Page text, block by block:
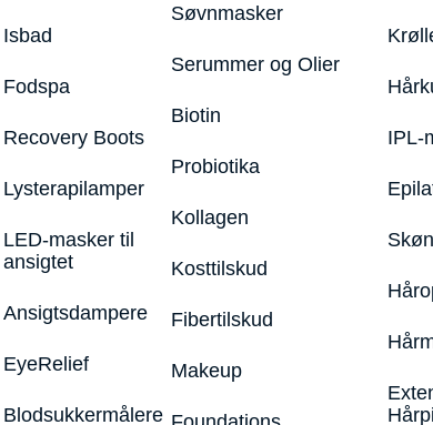
Isbad
Fodspa
Recovery Boots
Lysterapilamper
LED-masker til
ansigtet
Ansigtsdampere
EyeRelief
Blodsukkermålere
Søvnmasker
Serummer og Olier
Biotin
Probiotika
Kollagen
Kosttilskud
Fibertilskud
Makeup
IPL-